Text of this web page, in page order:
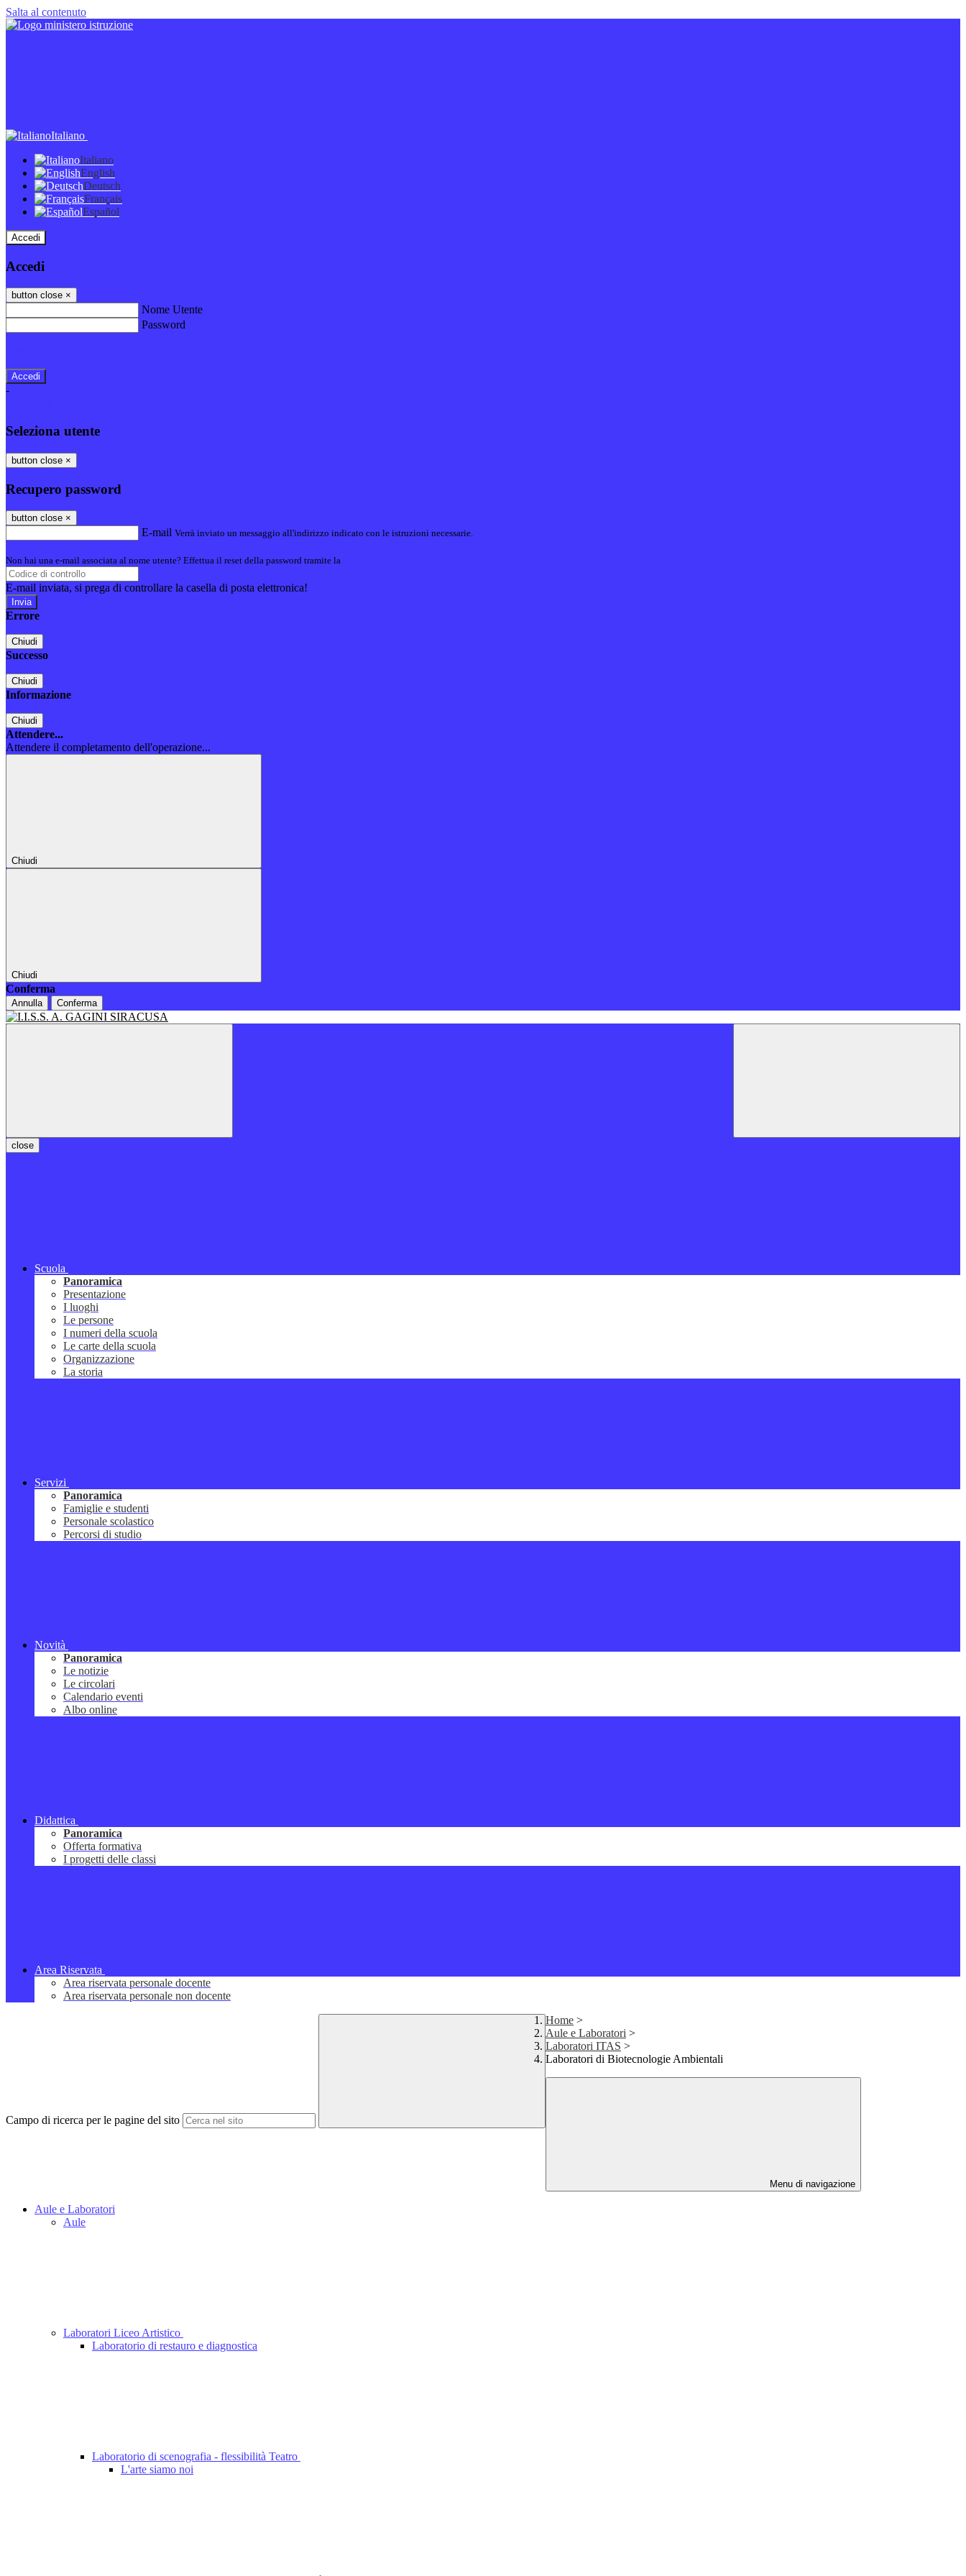
Salta al contenuto
Italiano
Italiano
English
Deutsch
Français
Español
Accedi
Accedi
button close ×
Nome Utente
Password
-
Seleziona utente
button close ×
Recupero password
button close ×
E-mail Verrà inviato un messaggio all'indirizzo indicato con le istruzioni necessarie.
Non hai una e-mail associata al nome utente? Effettua il reset della password tramite la
E-mail inviata, si prega di controllare la casella di posta elettronica!
Errore
Chiudi
Successo
Chiudi
Informazione
Chiudi
Attendere...
Attendere il completamento dell'operazione...
Chiudi
Chiudi
Conferma
Annulla Conferma
close
Scuola
Panoramica
Presentazione
I luoghi
Le persone
I numeri della scuola
Le carte della scuola
Organizzazione
La storia
Servizi
Panoramica
Famiglie e studenti
Personale scolastico
Percorsi di studio
Novità
Panoramica
Le notizie
Le circolari
Calendario eventi
Albo online
Didattica
Panoramica
Offerta formativa
I progetti delle classi
Area Riservata
Area riservata personale docente
Area riservata personale non docente
Campo di ricerca per le pagine del sito
Home >
Aule e Laboratori >
Laboratori ITAS >
Laboratori di Biotecnologie Ambientali
Menu di navigazione
Aule e Laboratori
Aule
Laboratori Liceo Artistico
Laboratorio di restauro e diagnostica
Laboratorio di scenografia - flessibilità Teatro
L'arte siamo noi